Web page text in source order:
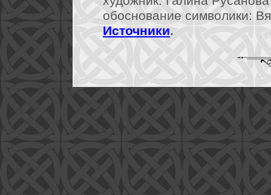
обоснование символики:
Источники.